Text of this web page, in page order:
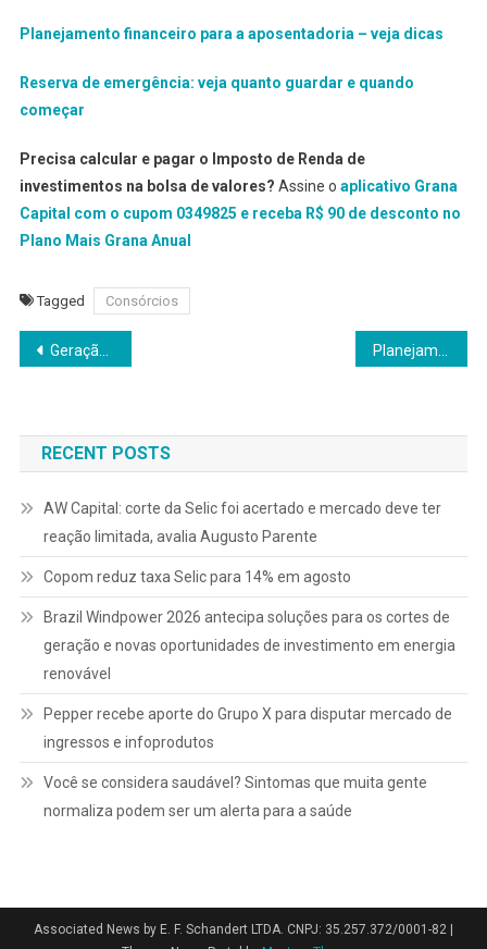
Planejamento financeiro para a aposentadoria – veja dicas
Reserva de emergência: veja quanto guardar e quando
começar
Precisa calcular e pagar o Imposto de Renda de
investimentos na bolsa de valores? Assine o aplicativo Grana
Capital com o cupom 0349825 e receba R$ 90 de desconto no
Plano Mais Grana Anual
Tagged Consórcios
Navegação
Post
Geração Coca-Cola chega aos 60 anos de idade
RECENT POSTS
AW Capital: corte da Selic foi acertado e mercado deve ter
reação limitada, avalia Augusto Parente
Copom reduz taxa Selic para 14% em agosto
Brazil Windpower 2026 antecipa soluções para os cortes de
geração e novas oportunidades de investimento em energia
renovável
Pepper recebe aporte do Grupo X para disputar mercado de
ingressos e infoprodutos
Você se considera saudável? Sintomas que muita gente
normaliza podem ser um alerta para a saúde
Associated News by E. F. Schandert LTDA. CNPJ: 35.257.372/0001-82